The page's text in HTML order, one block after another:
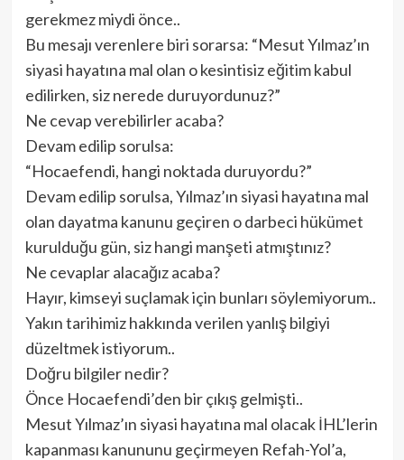
gerekmez miydi önce..
Bu mesajı verenlere biri sorarsa: “Mesut Yılmaz’ın
siyasi hayatına mal olan o kesintisiz eğitim kabul
edilirken, siz nerede duruyordunuz?”
Ne cevap verebilirler acaba?
Devam edilip sorulsa:
“Hocaefendi, hangi noktada duruyordu?”
Devam edilip sorulsa, Yılmaz’ın siyasi hayatına mal
olan dayatma kanunu geçiren o darbeci hükümet
kurulduğu gün, siz hangi manşeti atmıştınız?
Ne cevaplar alacağız acaba?
Hayır, kimseyi suçlamak için bunları söylemiyorum..
Yakın tarihimiz hakkında verilen yanlış bilgiyi
düzeltmek istiyorum..
Doğru bilgiler nedir?
Önce Hocaefendi’den bir çıkış gelmişti..
Mesut Yılmaz’ın siyasi hayatına mal olacak İHL’lerin
kapanması kanununu geçirmeyen Refah-Yol’a,